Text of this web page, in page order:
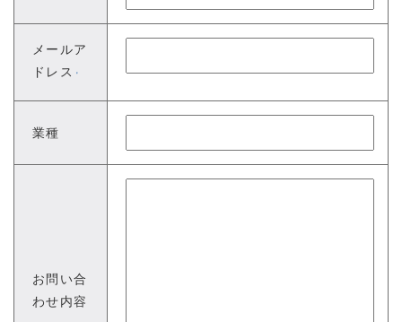
メールア
ドレス
※
業種
お問い合
わせ内容